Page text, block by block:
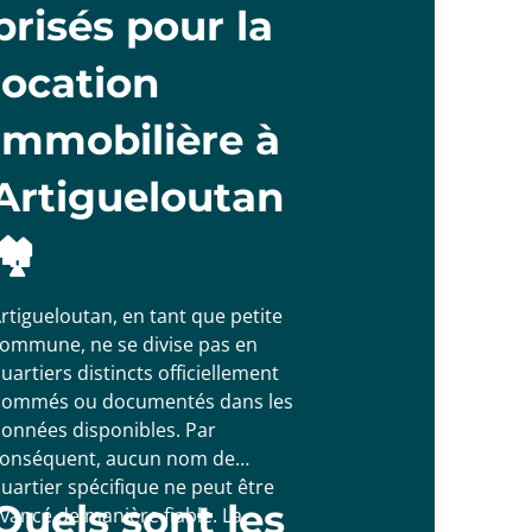
pour la
à
en tant que petite
ne se divise pas en
distincts officiellement
ou documentés dans les
disponibles. Par
aucun nom de
spécifique ne peut être
de manière fiable. La
sont les